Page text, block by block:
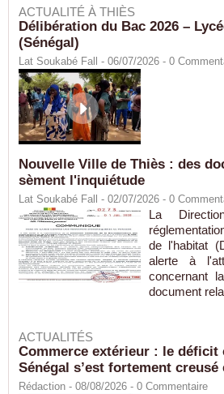
ACTUALITÉ À THIÈS
Délibération du Bac 2026 –
(Sénégal)
Lat Soukabé Fall - 06/07/2026 - 0
Nouvelle Ville de Thiès : des
sèment l'inquiétude
Lat Soukabé Fall - 02/07/2026 - 0
La
de l'habitat
alerte à
concernant
document
ACTUALITÉS
Commerce extérieur : le déficit
Sénégal s’est fortement creusé
Rédaction - 08/08/2026 - 0 Commentaire